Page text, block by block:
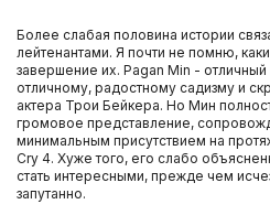
Более слабая половина истории
лейтенантами. Я почти не помню,
завершение их. Pagan Min -
отличному, радостному садизму и
актера Трои Бейкера. Но Мин
громовое представление,
минимальным присутствием на
Cry 4. Хуже того, его слабо
стать интересными, прежде чем
запутанно.